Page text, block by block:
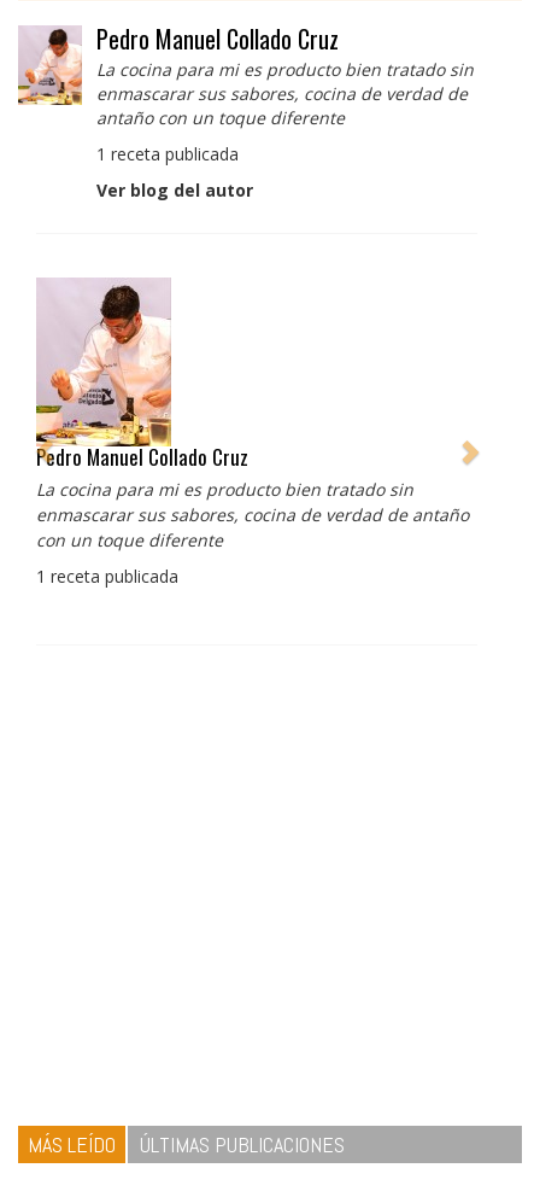
Pedro Manuel Collado Cruz
La cocina para mi es producto bien tratado sin
enmascarar sus sabores, cocina de verdad de
antaño con un toque diferente
1 receta publicada
Ver blog del autor
Pedro Manuel Collado Cruz
La cocina para mi es producto bien tratado sin
enmascarar sus sabores, cocina de verdad de antaño
con un toque diferente
1 receta publicada
MÁS LEÍDO ÚLTIMAS PUBLICACIONES